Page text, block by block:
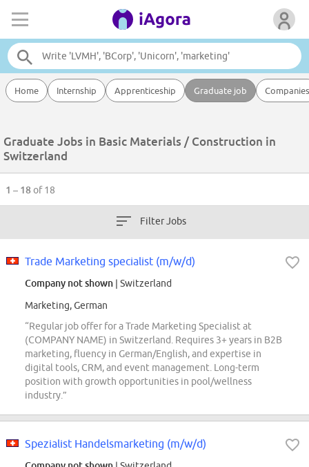
Home Internship Apprenticeship Graduate job Companies
Graduate Jobs in Basic Materials / Construction in
Switzerland
1 – 18of 18
Filter Jobs
Trade Marketing specialist (m/w/d)
Company not shown | Switzerland
Marketing, German
“Regular job offer for a Trade Marketing Specialist at
(COMPANY NAME) in Switzerland. Requires 3+ years in B2B
marketing, fluency in German/English, and expertise in
digital tools, CRM, and event management. Long-term
position with growth opportunities in pool/wellness
industry.”
Spezialist Handelsmarketing (m/w/d)